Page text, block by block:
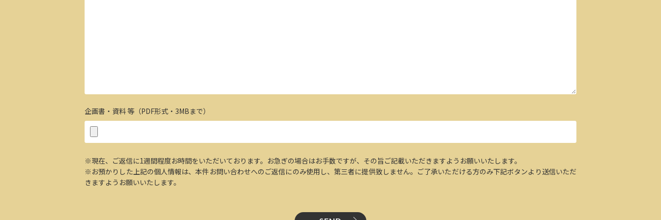
企画書・資料 等（PDF形式・3MBまで）
※現在、ご返信に1週間程度お時間をいただいております。お急ぎの場合はお手数ですが、その旨ご記載いただきますようお願いいたします。
※お預かりした上記の個人情報は、本件お問い合わせへのご返信にのみ使用し、第三者に提供致しません。ご了承いただける方のみ下記ボタンより送信いただ
きますようお願いいたします。